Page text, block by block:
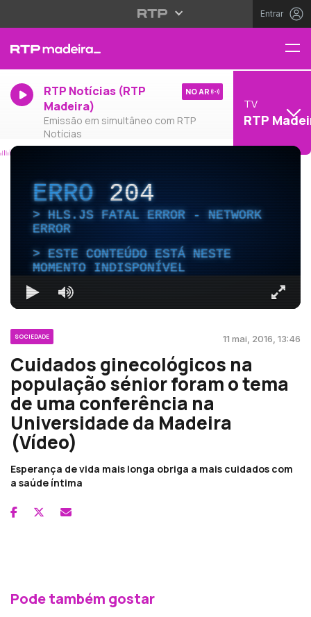
Entrar
RTP Notícias (RTP
Madeira)
Emissão em simultâneo com RTP
Notícias
NO AR
TV
RTP
ERRO204
HLS.JS FATAL ERROR - NETWORK
ERROR
ESTE CONTEÚDO ESTÁ NESTE
MOMENTO INDISPONÍVEL
SOCIEDADE 11 mai, 2016, 13:46
Cuidados ginecológicos na
população sénior foram o tema
de uma conferência na
Universidade da Madeira
(Vídeo)
Esperança de vida mais longa obriga a mais cuidados com
a saúde íntima
Pode também gostar